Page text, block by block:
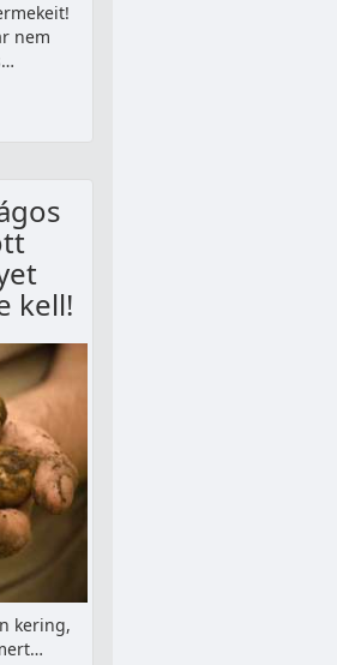
nem
kell!
kering,